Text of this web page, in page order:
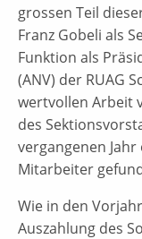
grossen Teil
Franz Gobeli als
Funktion als
(ANV) der RUAG
wertvollen Arbeit
des
vergangenen
Mitarbeiter
Wie in den
Auszahlung des